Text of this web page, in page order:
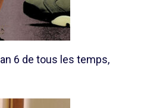
6 de tous les temps,